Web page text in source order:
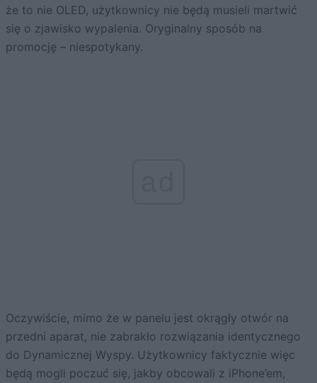
że to nie OLED, użytkownicy nie będą musieli martwić
się o zjawisko wypalenia. Oryginalny sposób na
promocję – niespotykany.
Oczywiście, mimo że w panelu jest okrągły otwór na
przedni aparat, nie zabrakło rozwiązania identycznego
do Dynamicznej Wyspy. Użytkownicy faktycznie więc
będą mogli poczuć się, jakby obcowali z iPhone’em,